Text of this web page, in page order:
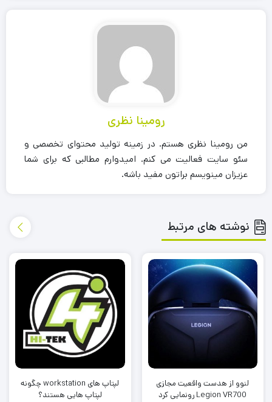
رومینا نظری
من رومینا نظری هستم. در زمینه تولید محتوای تخصصی و
سئو سایت فعالیت می کنم. امیدوارم مطالبی که برای شما
عزیزان مینویسم براتون مفید باشه.
نوشته های مرتبط
لنوو از هدست واقعیت مجازی
Legion VR700 رونمایی کرد
لپتاپ های workstation چگونه
لپتاپ هایی هستند؟